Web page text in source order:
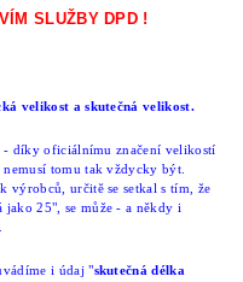
SLUŽBY DPD !
velikost a skutečná velikost.
- díky oficiálnímu značení velikostí
tomu tak vždycky být.
výrobců, určitě se setkal s tím, že
25", se může - a někdy i
i údaj "skutečná délka